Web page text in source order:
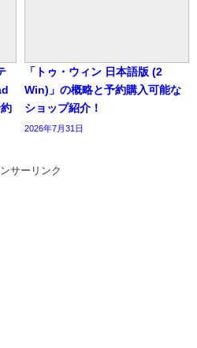
「トゥ・ウィン 日本語版 (2
Win)」の概略と予約購入可能な
ショップ紹介！
2026年7月31日
サーリンク